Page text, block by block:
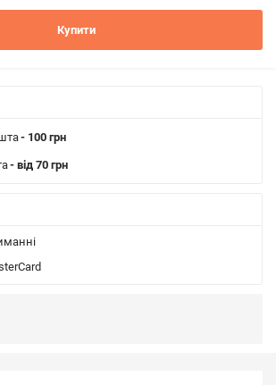
Купити
- 100 грн
- від 70 грн